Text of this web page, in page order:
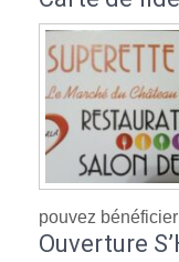
pouvez
Ouverture